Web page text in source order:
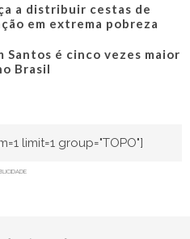
a distribuir cestas de
em extrema pobreza
Santos é cinco vezes maior
Brasil
limit=1 group="TOPO"]